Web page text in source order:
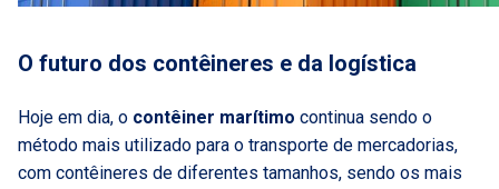
O futuro dos contêineres e da logística
Hoje em dia, o contêiner marítimo continua sendo o
método mais utilizado para o transporte de mercadorias,
com contêineres de diferentes tamanhos, sendo os mais